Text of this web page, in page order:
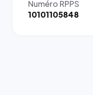
Numéro RPPS
10101105848